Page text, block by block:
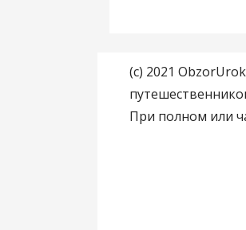
(c) 2021
При полном или